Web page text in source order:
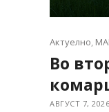
Актуелно,
Во
АВГУСТ 7, 2026